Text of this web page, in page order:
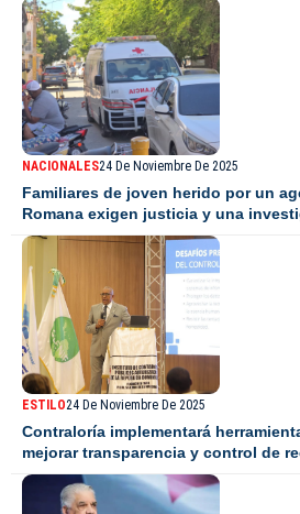
NACIONALES24 De Noviembre De 2025
Familiares de joven herido por un
Romana exigen justicia y una
ESTILO24 De Noviembre De 2025
Contraloría implementará
mejorar transparencia y control de